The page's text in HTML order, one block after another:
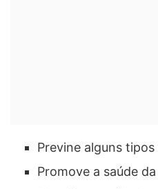
Previne alguns
Promove a saúde